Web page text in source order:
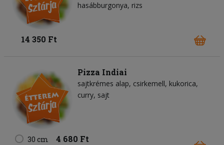
hasábburgonya, rizs
14 350 Ft
Pizza Indiai
sajtkrémes alap csirkemell kukorica
curry sajt
30 cm 4 680 Ft